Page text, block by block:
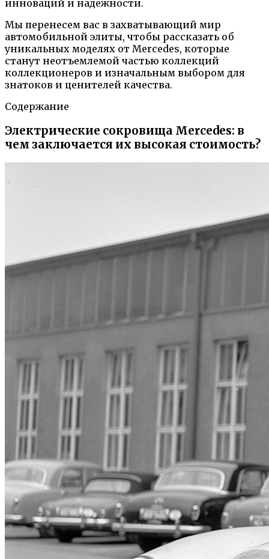
инноваций и надежности.
Мы перенесем вас в захватывающий мир
автомобильной элиты, чтобы рассказать об
уникальных моделях от Mercedes, которые
станут неотъемлемой частью коллекций
коллекционеров и изначальным выбором для
знатоков и ценителей качества.
Содержание
Электрические сокровища Mercedes: в
чем заключается их высокая стоимость?